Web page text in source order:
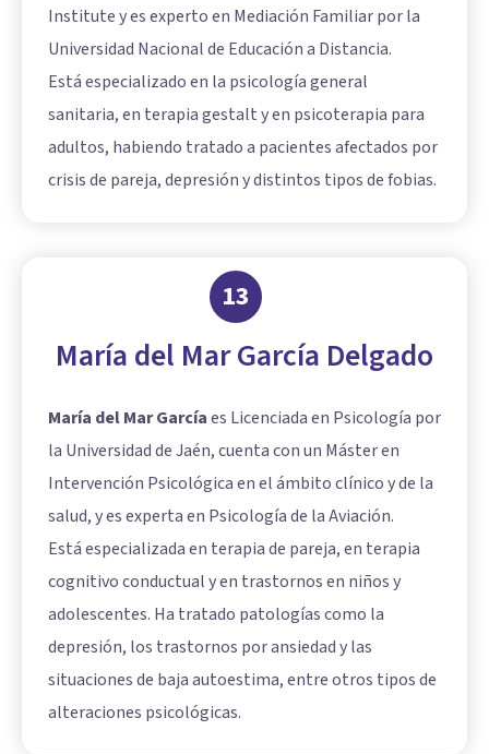
Institute y es experto en Mediación Familiar por la
Universidad Nacional de Educación a Distancia.
Está especializado en la psicología general
sanitaria, en terapia gestalt y en psicoterapia para
adultos, habiendo tratado a pacientes afectados por
crisis de pareja, depresión y distintos tipos de fobias.
13
María del Mar García Delgado
María del Mar Garcíaes Licenciada en Psicología por
la Universidad de Jaén, cuenta con un Máster en
Intervención Psicológica en el ámbito clínico y de la
salud, y es experta en Psicología de la Aviación.
Está especializada en terapia de pareja, en terapia
cognitivo conductual y en trastornos en niños y
adolescentes. Ha tratado patologías como la
depresión, los trastornos por ansiedad y las
situaciones de baja autoestima, entre otros tipos de
alteraciones psicológicas.